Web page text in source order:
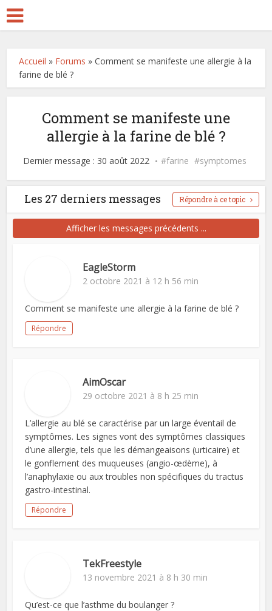
Accueil » Forums »Comment se manifeste une allergie à la
farine de blé ?
Comment se manifeste une
allergie à la farine de blé ?
Dernier message : 30 août 2022 farine symptomes
Les 27 derniers messages Répondre à ce topic
Afficher les messages précédents ...
EagleStorm
2 octobre 2021 à 12 h 56 min
Comment se manifeste une allergie à la farine de blé ?
Répondre
AimOscar
29 octobre 2021 à 8 h 25 min
L’allergie au blé se caractérise par un large éventail de
symptômes. Les signes vont des symptômes classiques
d’une allergie, tels que les démangeaisons (urticaire) et
le gonflement des muqueuses (angio-œdème), à
l’anaphylaxie ou aux troubles non spécifiques du tractus
gastro-intestinal.
Répondre
TekFreestyle
13 novembre 2021 à 8 h 30 min
Qu’est-ce que l’asthme du boulanger ?